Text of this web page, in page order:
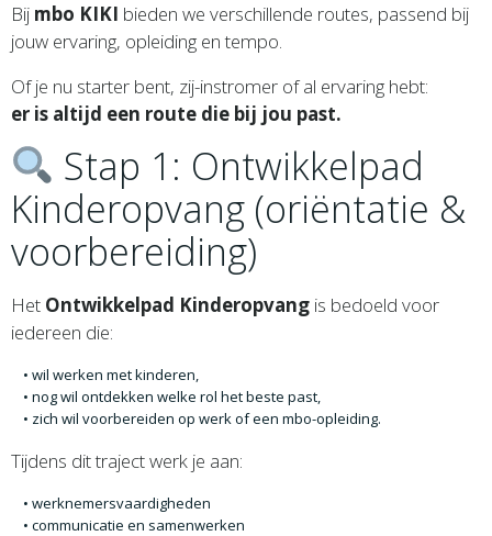
Bij mbo KIKI bieden we verschillende routes, passend bij
jouw ervaring, opleiding en tempo.
Of je nu starter bent, zij-instromer of al ervaring hebt:
er is altijd een route die bij jou past.
Stap 1: Ontwikkelpad
Kinderopvang (oriëntatie &
voorbereiding)
Het Ontwikkelpad Kinderopvang is bedoeld voor
iedereen die:
wil werken met kinderen,
nog wil ontdekken welke rol het beste past,
zich wil voorbereiden op werk of een mbo-opleiding.
Tijdens dit traject werk je aan:
werknemersvaardigheden
communicatie en samenwerken